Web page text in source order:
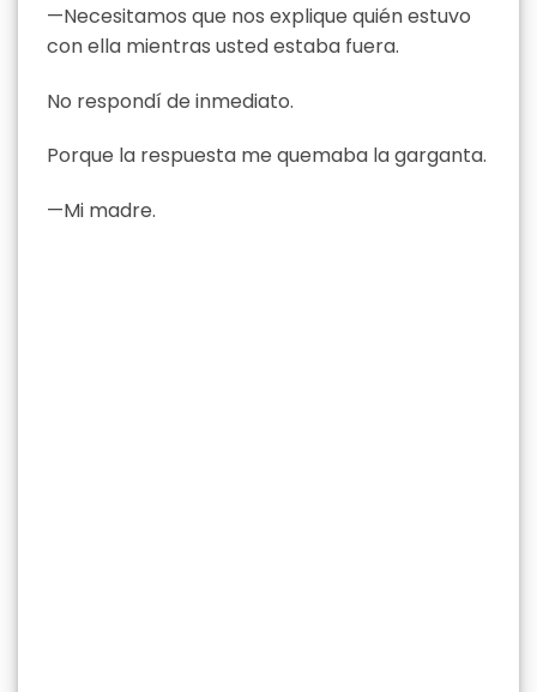
—Necesitamos que nos explique quién estuvo
con ella mientras usted estaba fuera.
No respondí de inmediato.
Porque la respuesta me quemaba la garganta.
—Mi madre.